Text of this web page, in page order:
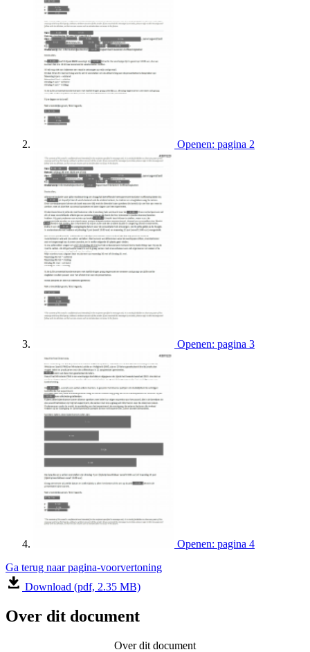
Openen: pagina 2
Openen: pagina 3
Openen: pagina 4
Ga terug naar pagina-voorvertoning
Download (pdf, 2.35 MB)
Over dit document
Over dit document